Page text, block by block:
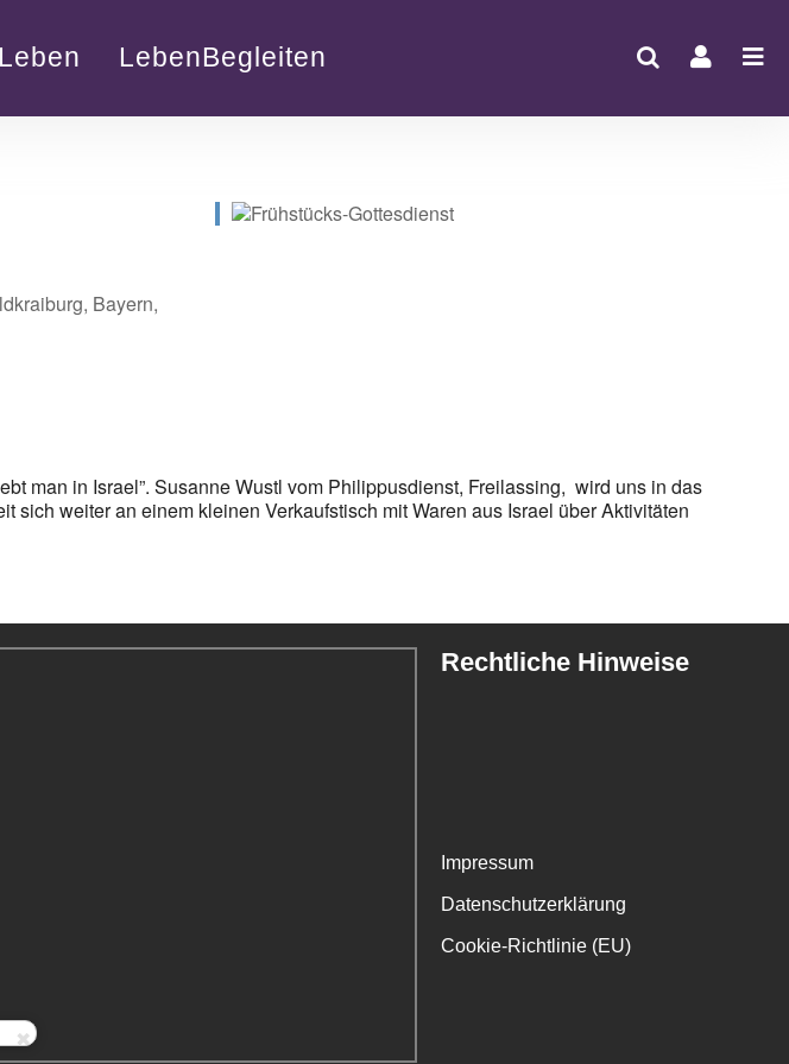
LebenBegleiten
Bayern,
man in Israel”. Susanne Wustl vom Philippusdienst, Freilassing, wird uns in das
weiter an einem kleinen Verkaufstisch mit Waren aus Israel über Aktivitäten
Rechtliche Hinweise
Impressum
Datenschutzerklärung
Cookie-Richtlinie (EU)